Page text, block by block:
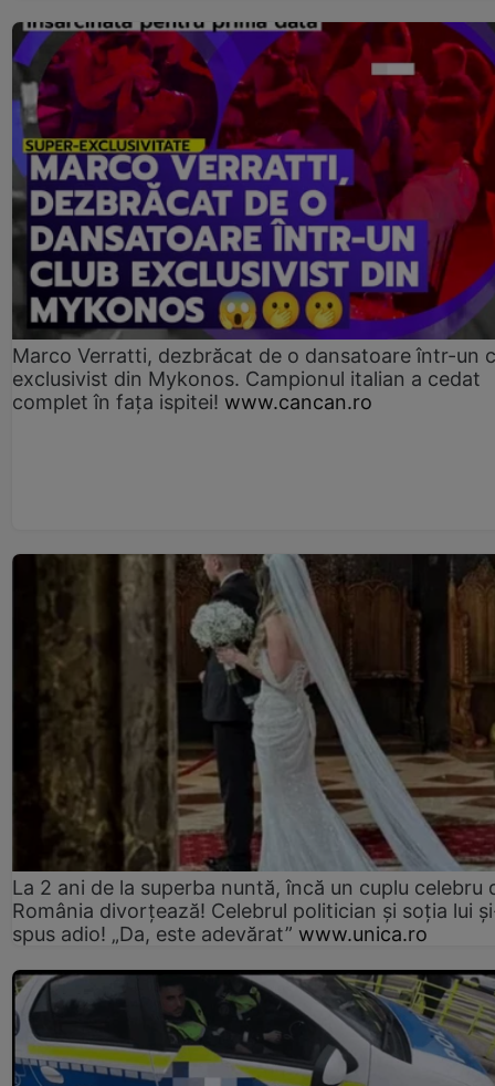
Marco Verratti, dezbrăcat de o dansatoare într-un
exclusivist din Mykonos. Campionul italian a cedat
complet în fața ispitei! www.cancan.ro
La 2 ani de la superba nuntă, încă un cuplu celebru
România divorțează! Celebrul politician și soția lui
spus adio! „Da, este adevărat” www.unica.ro